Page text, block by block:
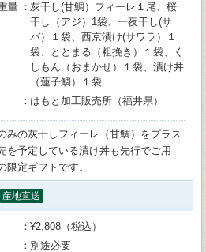
量
灰干し(甘鯛）フィーレ１尾、桜
干し（アジ）1袋、一夜干し(サ
バ）１袋、西京漬け(サワラ）１
袋、ととまる（粗挽き）１袋、く
しもん（おまかせ）１袋、漬け丼
（蓮子鯛）１袋
はもと加工販売所（福井県）
みの灰干しフィーレ（甘鯛）をプラス
を予定している漬け丼も先行でご用
定ギフトです。
産地直送
¥2,808（税込）
別途必要